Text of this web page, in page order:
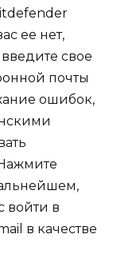
ее нет,
свое
почты
ошибок,
войти в
в качестве